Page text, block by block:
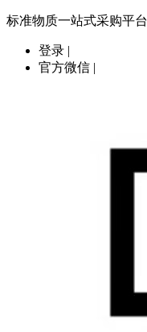
标准物质一站式采购平台
登录 |
官方微信 |